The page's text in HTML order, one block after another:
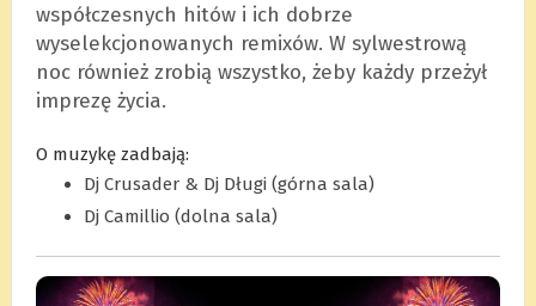
współczesnych hitów i ich dobrze
wyselekcjonowanych remixów. W sylwestrową
noc również zrobią wszystko, żeby każdy przeżył
imprezę życia.
O muzykę zadbają:
Dj Crusader & Dj Długi (górna sala)
Dj Camillio (dolna sala)